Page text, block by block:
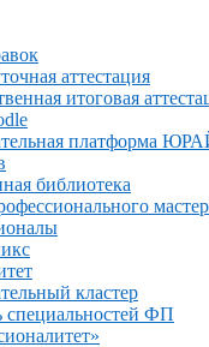
аттестация
итоговая
платформа
библиотека
кластер
специальностей ФП